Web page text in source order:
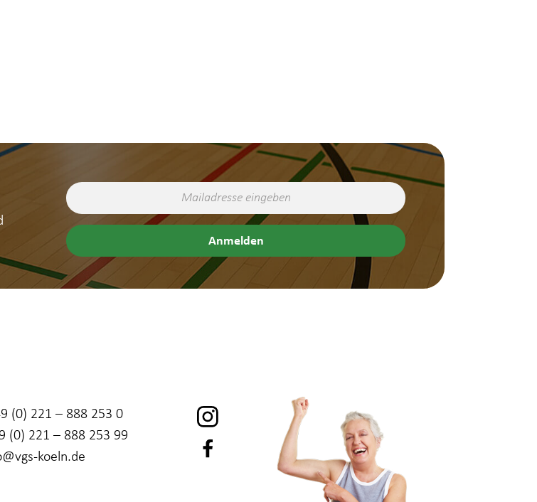
(0) 221 – 888 253 0
(0) 221 – 888 253 99
@vgs-koeln.de